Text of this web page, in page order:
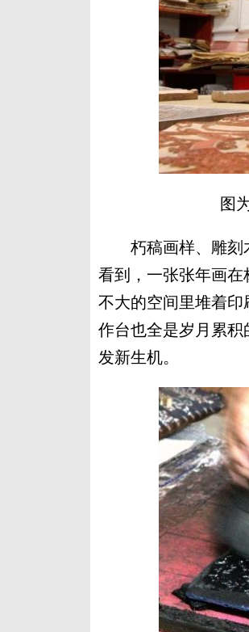
图
朽稿画样、雕刻
看到，一张张年画
不大的空间里堆着
作台也全是岁月累
发新生机。